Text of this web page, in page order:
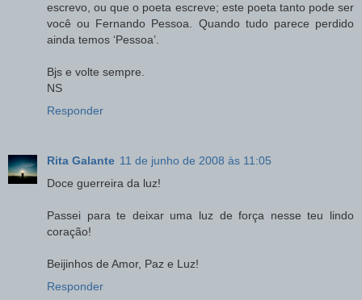
escrevo, ou que o poeta escreve; este poeta tanto pode ser
você ou Fernando Pessoa. Quando tudo parece perdido
ainda temos ‘Pessoa’.
Bjs e volte sempre.
NS
Responder
Rita Galante 11 de junho de 2008 às 11:05
Doce guerreira da luz!
Passei para te deixar uma luz de força nesse teu lindo
coração!
Beijinhos de Amor, Paz e Luz!
Responder